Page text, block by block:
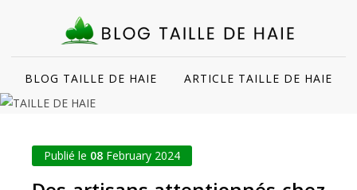
BLOG TAILLE DE HAIE ARTICLE TAILLE DE HAIE
Publié le 08 February 2024